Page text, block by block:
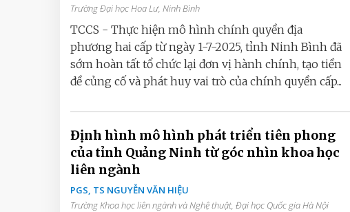
Trường Đại học Hoa Lư, Ninh Bình
TCCS - Thực hiện mô hình chính quyền địa
phương hai cấp từ ngày 1-7-2025, tỉnh Ninh Bình đã
sớm hoàn tất tổ chức lại đơn vị hành chính, tạo tiền
đề củng cố và phát huy vai trò của chính quyền cấp...
Định hình mô hình phát triển tiên phong
của tỉnh Quảng Ninh từ góc nhìn khoa học
liên ngành
PGS, TS NGUYỄN VĂN HIỆU
Trường Khoa học liên ngành và Nghệ thuật, Đại học Quốc gia Hà Nội